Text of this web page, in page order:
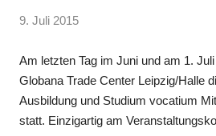
9. Juli 2015
Am letzten Tag im Juni und am 1.
Globana Trade Center Leipzig/Halle
Ausbildung und Studium vocatium
statt. Einzigartig am